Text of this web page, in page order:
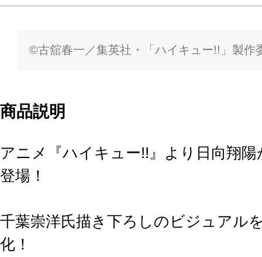
©古舘春一／集英社・「ハイキュー!!」製作
商品説明
アニメ『ハイキュー!!』より日向翔
登場！
千葉崇洋氏描き下ろしのビジュアル
化！